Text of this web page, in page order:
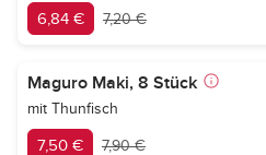
6,84 € 7,20 €
Maguro Maki, 8 Stück
mit Thunfisch
7,50 € 7,90 €